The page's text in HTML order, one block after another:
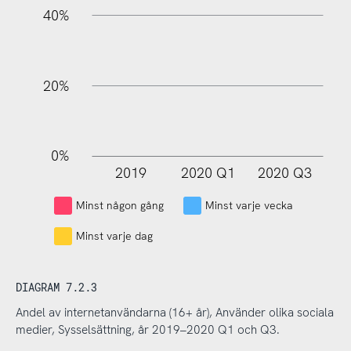
40%
20%
0%
L
2019 2020 Q1 2020 Q3
Minst någon gång Minst varje vecka
Minst varje dag
DIAGRAM 7.2.3
Andel av internetanvändarna (16+ år), Använder olika sociala
medier, Sysselsättning, år 2019–2020 Q1 och Q3.